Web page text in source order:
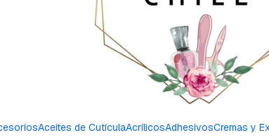
Aceites de CutículaAcrílicosAdhesivosCremas y